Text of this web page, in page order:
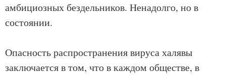
амбициозных бездельников. Ненадолго, но в
состоянии.
Опасность распространения вируса халявы
заключается в том, что в каждом обществе, в